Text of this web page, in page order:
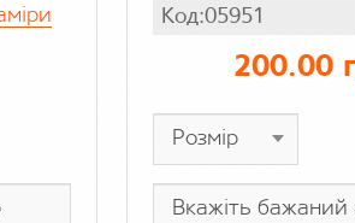
Код:05951
200.00